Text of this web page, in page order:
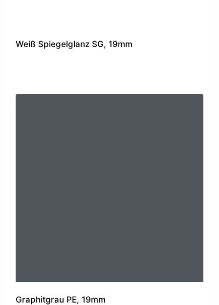
Weiß Spiegelglanz SG, 19mm
Graphitgrau PE, 19mm